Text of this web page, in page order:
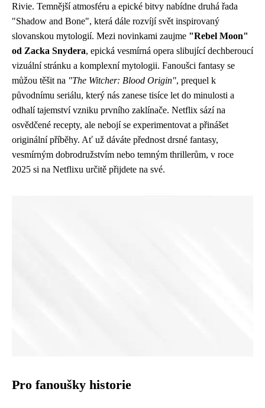
Rivie. Temnější atmosféru a epické bitvy nabídne druhá řada
"Shadow and Bone", která dále rozvíjí svět inspirovaný
slovanskou mytologií. Mezi novinkami zaujme "Rebel Moon"
od Zacka Snydera, epická vesmírná opera slibující dechberoucí
vizuální stránku a komplexní mytologii. Fanoušci fantasy se
můžou těšit na "The Witcher: Blood Origin", prequel k
původnímu seriálu, který nás zanese tisíce let do minulosti a
odhalí tajemství vzniku prvního zaklínače. Netflix sází na
osvědčené recepty, ale nebojí se experimentovat a přinášet
originální příběhy. Ať už dáváte přednost drsné fantasy,
vesmírným dobrodružstvím nebo temným thrillerům, v roce
2025 si na Netflixu určitě přijdete na své.
Pro fanoušky historie